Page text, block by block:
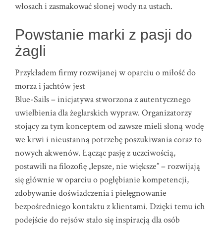
włosach i zasmakować słonej wody na ustach.
Powstanie marki z pasji do
żagli
Przykładem firmy rozwijanej w oparciu o miłość do
morza i jachtów jest
Blue-Sails – inicjatywa stworzona z autentycznego
uwielbienia dla żeglarskich wypraw. Organizatorzy
stojący za tym konceptem od zawsze mieli słoną wodę
we krwi i nieustanną potrzebę poszukiwania coraz to
nowych akwenów. Łącząc pasję z uczciwością,
postawili na filozofię „lepsze, nie większe” – rozwijają
się głównie w oparciu o pogłębianie kompetencji,
zdobywanie doświadczenia i pielęgnowanie
bezpośredniego kontaktu z klientami. Dzięki temu ich
podejście do rejsów stało się inspiracją dla osób